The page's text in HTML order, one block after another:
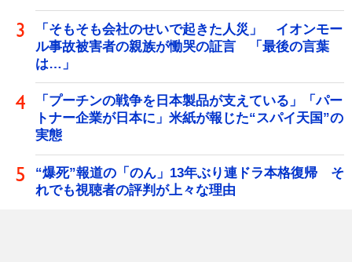
「そもそも会社のせいで起きた人災」 イオンモー
ル事故被害者の親族が慟哭の証言 「最後の言葉
は…」
「プーチンの戦争を日本製品が支えている」「パー
トナー企業が日本に」米紙が報じた“スパイ天国”の
実態
“爆死”報道の「のん」13年ぶり連ドラ本格復帰 そ
れでも視聴者の評判が上々な理由